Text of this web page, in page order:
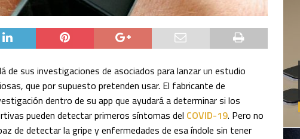
de sus investigaciones de asociados para lanzar un estudio
que por supuesto pretenden usar. El fabricante de
dentro de su app que ayudará a determinar si los
pueden detectar primeros síntomas del COVID-19. Pero no
de detectar la gripe y enfermedades de esa índole sin tener